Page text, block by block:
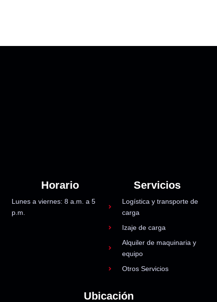
Horario
Lunes a viernes: 8 a.m. a 5
p.m.
Servicios
Logística y transporte de
carga
Izaje de carga
Alquiler de maquinaria y
equipo
Otros Servicios
Ubicación